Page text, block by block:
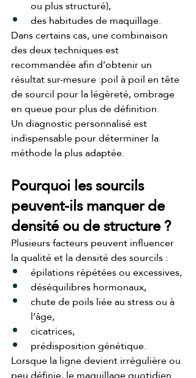
ou plus structuré),
des habitudes de maquillage.
Dans certains cas, une combinaison
des deux techniques est
recommandée afin d’obtenir un
résultat sur-mesure :poil à poil en tête
de sourcil pour la légèreté, ombrage
en queue pour plus de définition.
Un diagnostic personnalisé est
indispensable pour déterminer la
méthode la plus adaptée.
Pourquoi les sourcils
peuvent-ils manquer de
densité ou de structure ?
Plusieurs facteurs peuvent influencer
la qualité et la densité des sourcils :
épilations répétées ou excessives,
déséquilibres hormonaux,
chute de poils liée au stress ou à
l’âge,
cicatrices,
prédisposition génétique.
Lorsque la ligne devient irrégulière ou